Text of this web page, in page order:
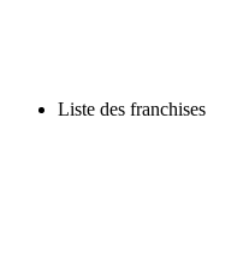
Liste des franchises